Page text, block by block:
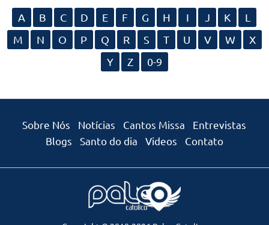
A B C D E F G H I J K
L
M
N O P Q R S T U V W
X
Y
Z 0-9
Sobre Nós Notícias Cantos Missa
Entrevistas
Blogs
Santo do dia Videos Contato